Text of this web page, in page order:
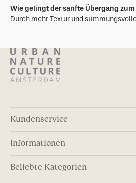
Wie gelingt der sanfte Übergang zum
Durch mehr Textur und
Kundenservice
Informationen
Beliebte Kategorien